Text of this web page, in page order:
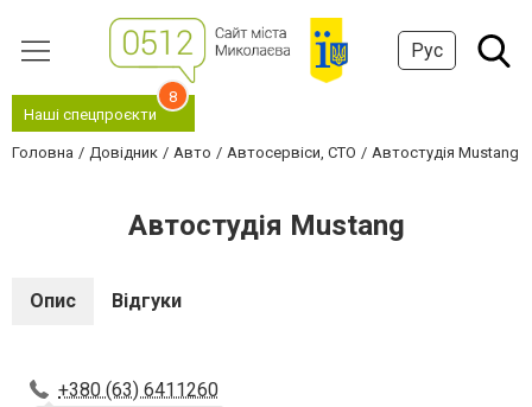
Рус
Наші спецпроєкти
8
Головна Довідник Авто Автосервіси, СТО Автостудія Mustang
Автостудія Mustang
Опис Відгуки
+380 (63) 6411260